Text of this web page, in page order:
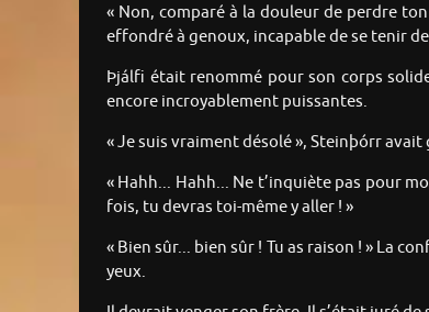
« Non, comparé à la douleur de perdre
effondré à genoux, incapable de se tenir
Þjálfi était renommé pour son corps
encore incroyablement puissantes.
« Je suis vraiment désolé », Steinþórr avait
« Hahh... Hahh... Ne t’inquiète pas pour
fois, tu devras toi-même y aller ! »
« Bien sûr... bien sûr ! Tu as raison ! » La
yeux.